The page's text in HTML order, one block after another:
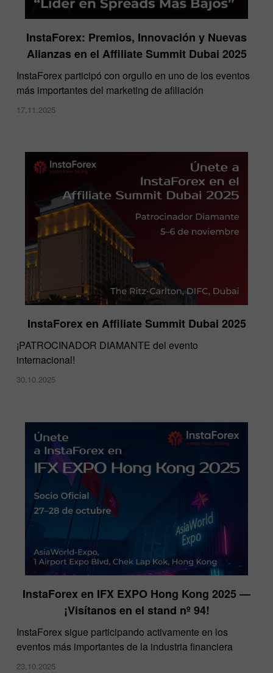
InstaForex: Premios, Innovación y Nuevas
Alianzas en el Affiliate Summit Dubai 2025
InstaForex participó con orgullo en uno de los eventos
más importantes del marketing de afiliación
17.11.2025
InstaForex en Affiliate Summit Dubai 2025
¡PATROCINADOR DIAMANTE del evento
internacional!
30.10.2025
InstaForex en IFX EXPO Hong Kong 2025 —
¡Visítanos en el stand nº 94!
​InstaForex sigue participando activamente en los
eventos más importantes de la industria financiera
23.10.2025